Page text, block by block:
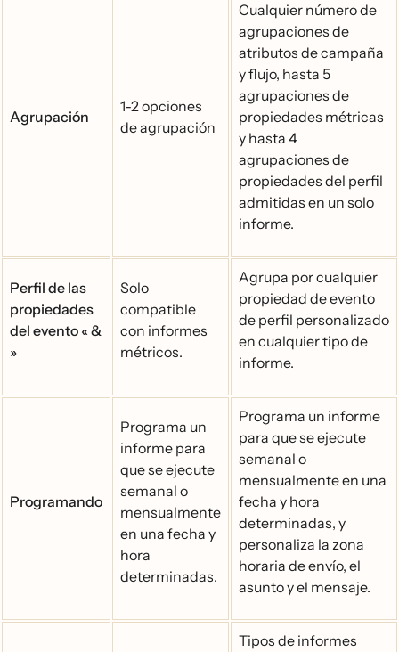
Agrupación
1-2 opciones
de agrupación
Cualquier número de
agrupaciones de
atributos de campaña
y flujo, hasta 5
agrupaciones de
propiedades métricas
y hasta 4
agrupaciones de
propiedades del perfil
admitidas en un solo
informe.
Perfil de las
propiedades
del evento « &
»
Solo
compatible
con informes
métricos.
Agrupa por cualquier
propiedad de evento
de perfil personalizado
en cualquier tipo de
informe.
Programando
Programa un
informe para
que se ejecute
semanal o
mensualmente
en una fecha y
hora
determinadas.
Programa un informe
para que se ejecute
semanal o
mensualmente en una
fecha y hora
determinadas, y
personaliza la zona
horaria de envío, el
asunto y el mensaje.
Tipos de informes